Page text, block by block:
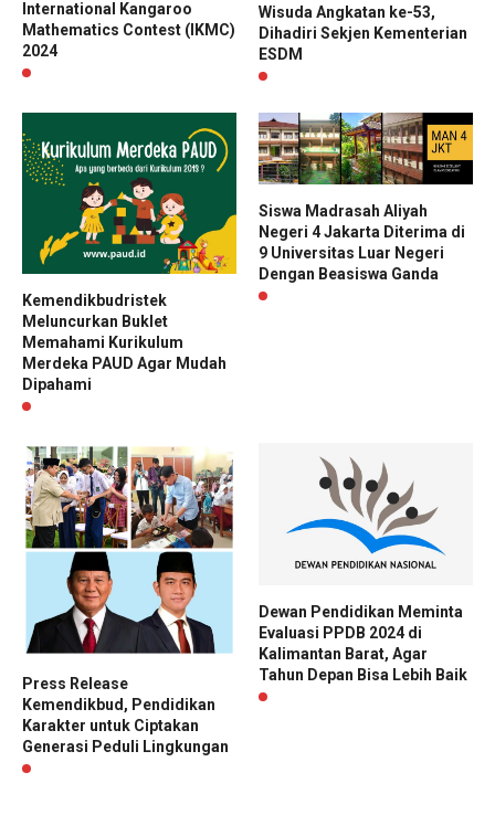
International Kangaroo
Mathematics Contest (IKMC)
2024
Wisuda Angkatan ke-53,
Dihadiri Sekjen Kementerian
ESDM
Kemendikbudristek
Meluncurkan Buklet
Memahami Kurikulum
Merdeka PAUD Agar Mudah
Dipahami
Siswa Madrasah Aliyah
Negeri 4 Jakarta Diterima di
9 Universitas Luar Negeri
Dengan Beasiswa Ganda
Press Release
Kemendikbud, Pendidikan
Karakter untuk Ciptakan
Generasi Peduli Lingkungan
Dewan Pendidikan Meminta
Evaluasi PPDB 2024 di
Kalimantan Barat, Agar
Tahun Depan Bisa Lebih Baik